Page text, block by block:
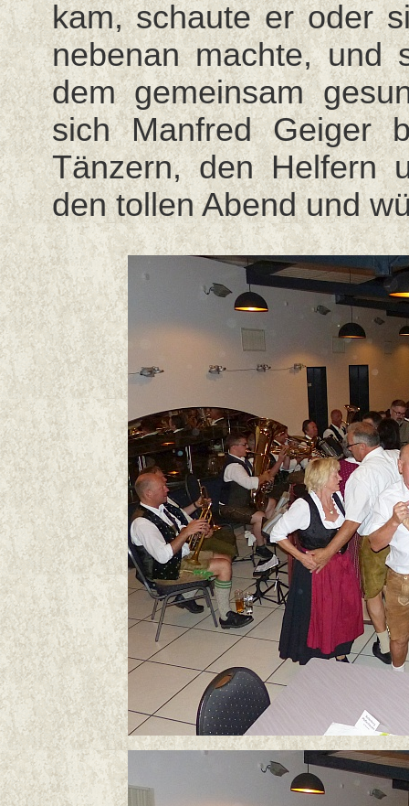
kam, schaute er oder
nebenan machte, und
dem gemeinsam
sich Manfred Geiger
Tänzern, den Helfern
den tollen Abend und